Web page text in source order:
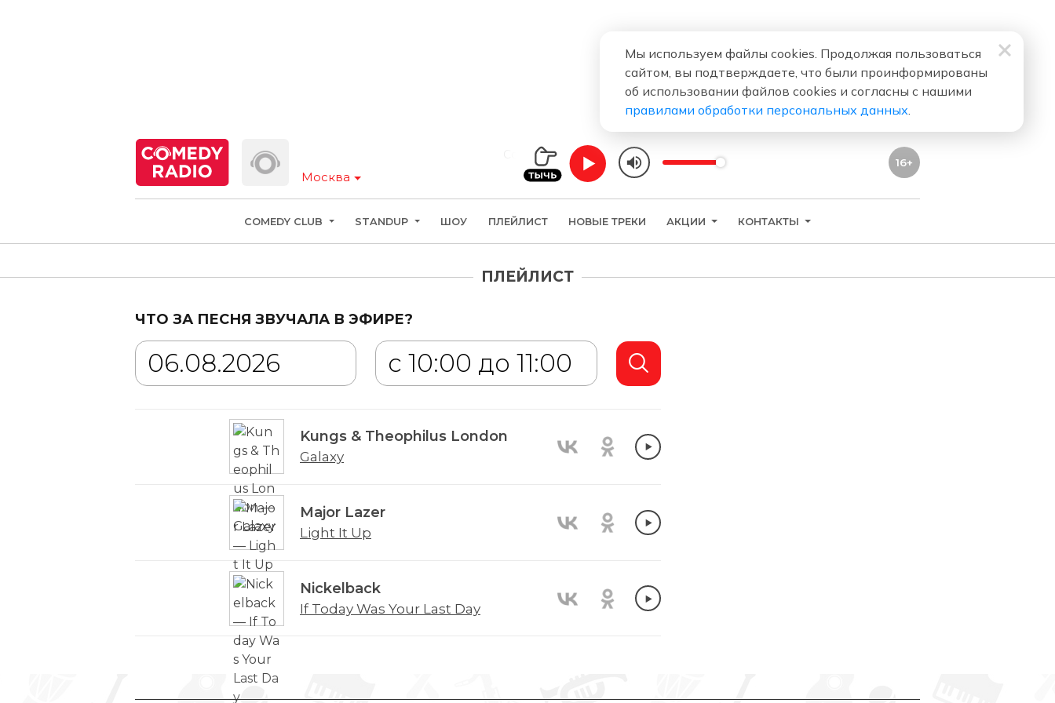
Москва
Comedy Radio
16+
COMEDY CLUB STANDUP ШОУ ПЛЕЙЛИСТ НОВЫЕ ТРЕКИ АКЦИИ КОНТАКТЫ
ПЛЕЙЛИСТ
ЧТО ЗА ПЕСНЯ ЗВУЧАЛА В ЭФИРЕ?
Kungs & Theophilus London
Galaxy
Major Lazer
Light It Up
Nickelback
If Today Was Your Last Day
Мы используем файлы cookies. Продолжая пользоваться
сайтом, вы подтверждаете, что были проинформированы
об использовании файлов cookies и согласны с нашими
правилами обработки персональных данных.